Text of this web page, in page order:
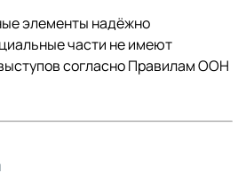
элементы надёжно
части не имеют
согласно Правилам ООН